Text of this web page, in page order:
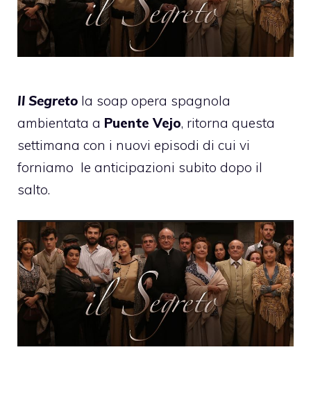
Il Segreto la soap opera spagnola
ambientata a Puente Vejo, ritorna questa
settimana con i nuovi episodi di cui vi
forniamo le anticipazioni subito dopo il
salto.